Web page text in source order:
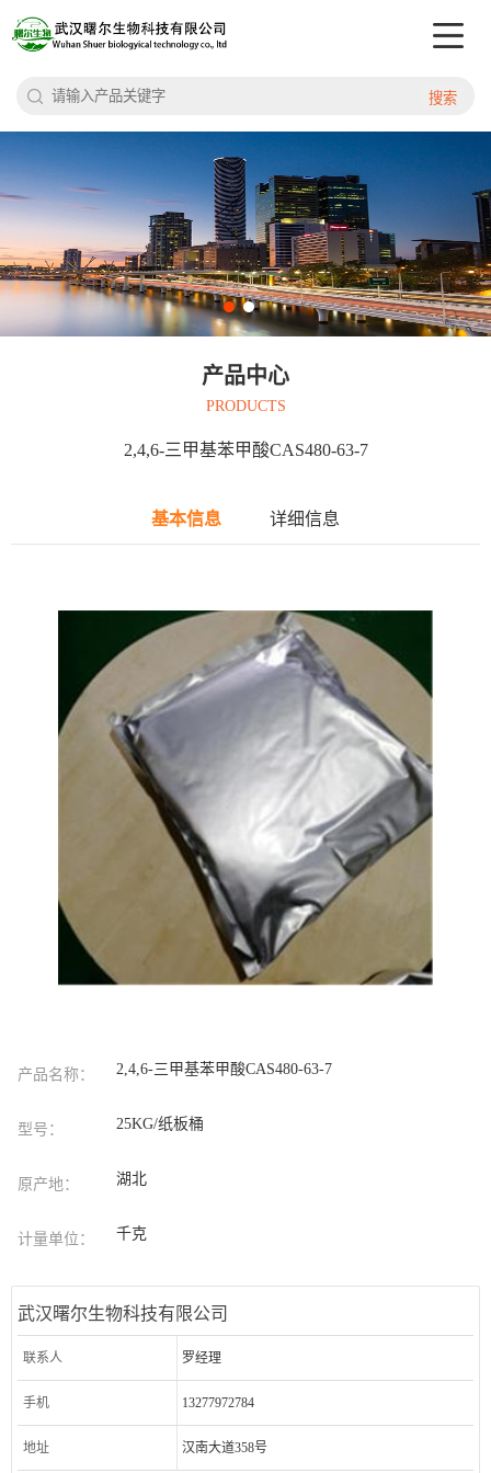
搜索
产品中心
PRODUCTS
2,4,6-三甲基苯甲酸CAS480-63-7
基本信息 详细信息
产品名称： 2,4,6-三甲基苯甲酸CAS480-63-7
型号： 25KG/纸板桶
原产地： 湖北
计量单位： 千克
武汉曙尔生物科技有限公司
联系人 罗经理
手机 13277972784
地址 汉南大道358号